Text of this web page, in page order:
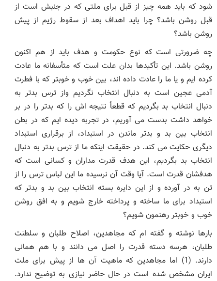
شود که باید همه چیز از قبل برای ملتی که در جنبش است از
قبل روشن باشد؟ چرا باید اهداف بعد از سقوط رژیم از پیش
روشن باشد؟
چه ضرورتی است که نوع حکومت و هدف باید از هم اکنون
روشن باشد. این تأکیدها بدان علت است که متأسفانه ما عادت
کرده ایم و یا ما را عادت داده اند، بین خوب و خوبتر که با فطرت
آدمی عجین است به دنبال انتخاب نگردیم واز ترس بدتر به
دنبال انتخاب بد بگردیم که قطعاً نتیجه اش را که بدتر را در بر
خواهد داشت بدست می آوریم، در تجربه دیده ایم که در بطن
انتخاب بین بد و بدتر ماندن در استبداد، از برقراری استبداد
دیگری حکایت می کند. در حقیقت اینکه ما از ترس بدتر به دنبال
انتخاب بد بگردیم، این هدف قدرت مداران و کسانی است که
هدفشان قدرت است. آیا وقت آن نرسیده ما این لباس ترس را از
تن به در آورده و از این دایره بسته انتخاب بین بد و بدتر که
استبداد برای ما ساخته و پرداخته خارج شویم و به افق روشن
خوب و خوبتر رهنمون شویم؟
بارها نوشته و گفته ام که مجاهدین، اصلاح طلبان و سلطنت
طلبان، هرسه دسته قدرت را اصل می دانند و با هم همانی
دارند. (1) اما مجاهدین که ماهیت آن ها از پیش برای ملت
ایران مشخص شده است در حال حاضر نیازی به توضیح ندارد.